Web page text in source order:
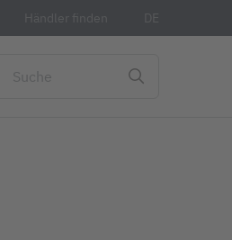
Händler finden DE